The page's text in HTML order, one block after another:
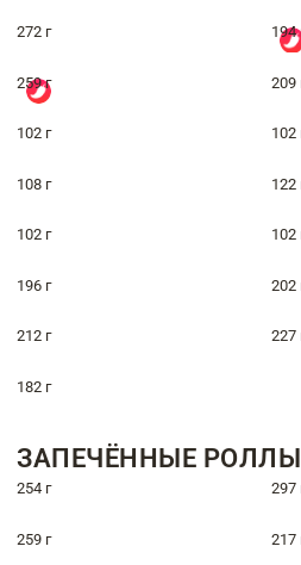
272 г 194
259 г 209
102 г 102
108 г 122
102 г 102
196 г 202
212 г 227
182 г
ЗАПЕЧЁННЫЕ РОЛЛЫ
254 г 297
259 г 217